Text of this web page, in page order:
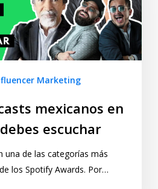
Marketing
mexicanos en
escuchar
una de las categorías más
los Spotify Awards. Por…